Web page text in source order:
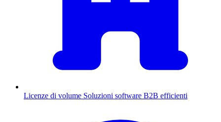
Licenze di volume Soluzioni software B2B efficienti